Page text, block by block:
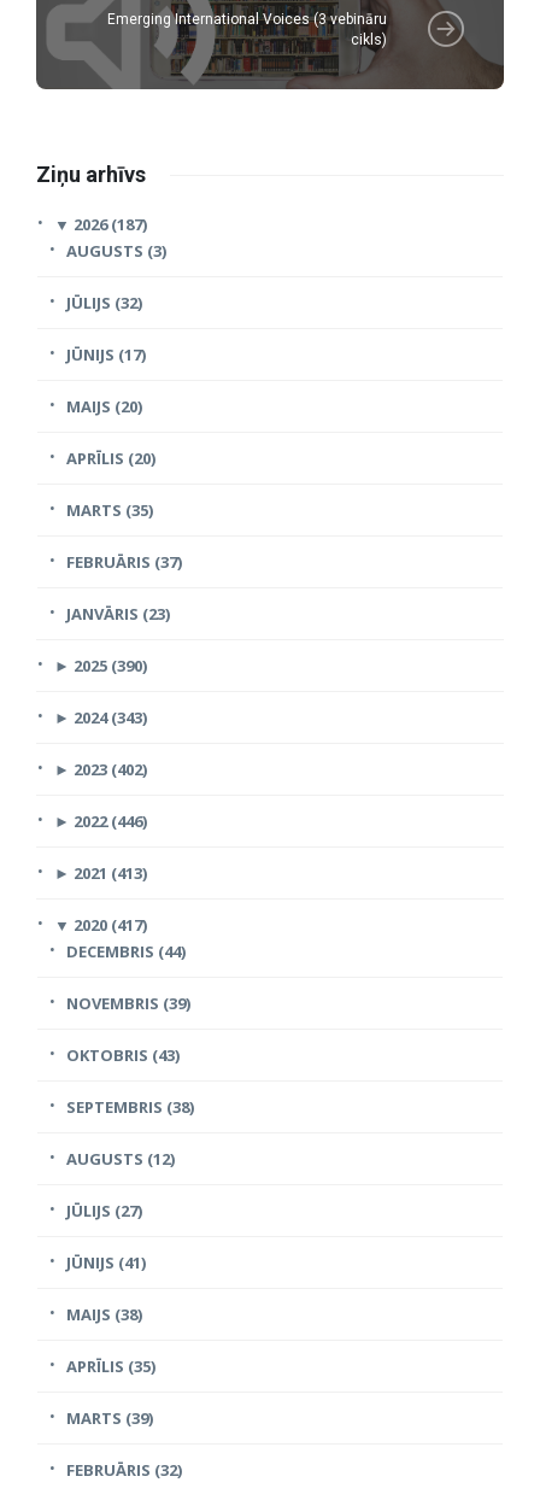
Emerging International Voices (3 vebināru
cikls)
Ziņu arhīvs
▼ 2026 (187)
AUGUSTS (3)
JŪLIJS (32)
JŪNIJS (17)
MAIJS (20)
APRĪLIS (20)
MARTS (35)
FEBRUĀRIS (37)
JANVĀRIS (23)
► 2025 (390)
► 2024 (343)
► 2023 (402)
► 2022 (446)
► 2021 (413)
▼ 2020 (417)
DECEMBRIS (44)
NOVEMBRIS (39)
OKTOBRIS (43)
SEPTEMBRIS (38)
AUGUSTS (12)
JŪLIJS (27)
JŪNIJS (41)
MAIJS (38)
APRĪLIS (35)
MARTS (39)
FEBRUĀRIS (32)